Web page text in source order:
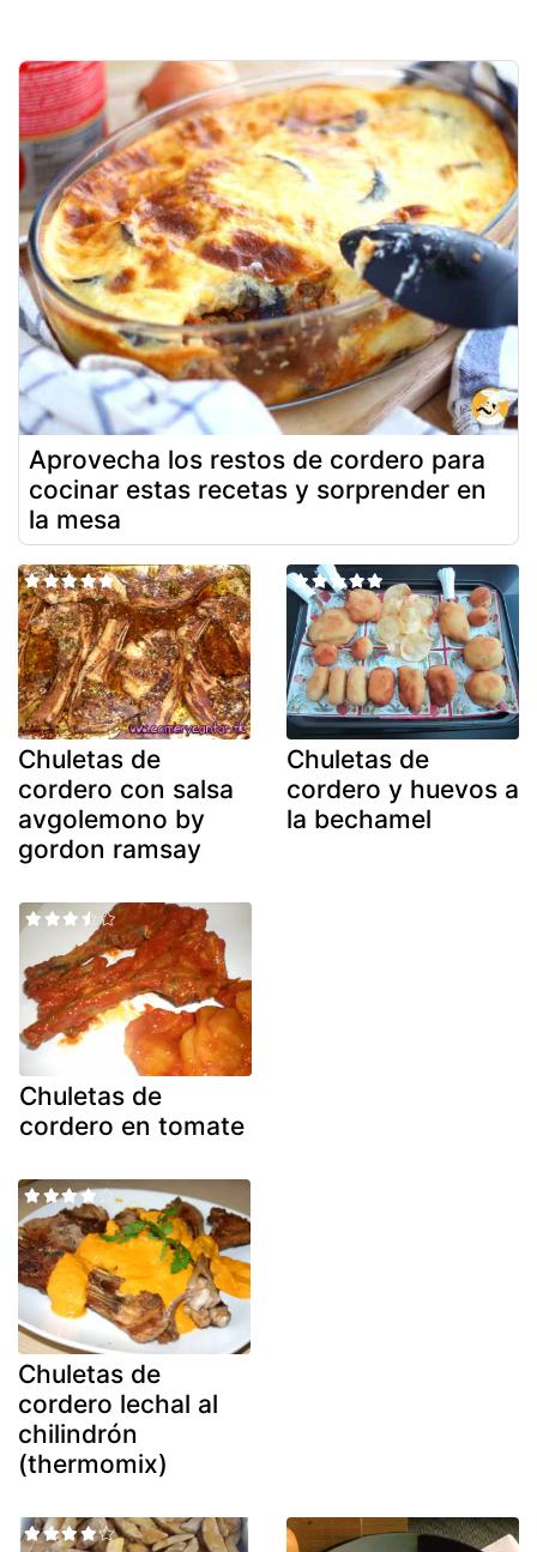
Aprovecha los restos de cordero para
cocinar estas recetas y sorprender en
la mesa
Chuletas de
cordero con salsa
avgolemono by
gordon ramsay
Chuletas de
cordero y huevos a
la bechamel
Chuletas de
cordero en tomate
Chuletas de
cordero lechal al
chilindrón
(thermomix)